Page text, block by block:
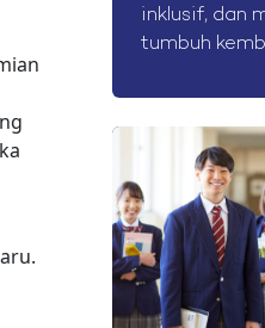
inklusif, dan
tumbuh